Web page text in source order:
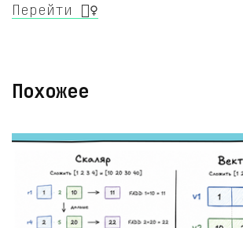
Перейти 🧚‍♀️
Похожее